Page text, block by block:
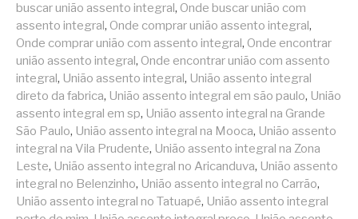
buscar união assento integral, Onde buscar união com
assento integral, Onde comprar união assento integral,
Onde comprar união com assento integral, Onde encontrar
união assento integral, Onde encontrar união com assento
integral, União assento integral, União assento integral
direto da fabrica, União assento integral em são paulo, União
assento integral em sp, União assento integral na Grande
São Paulo, União assento integral na Mooca, União assento
integral na Vila Prudente, União assento integral na Zona
Leste, União assento integral no Aricanduva, União assento
integral no Belenzinho, União assento integral no Carrão,
União assento integral no Tatuapé, União assento integral